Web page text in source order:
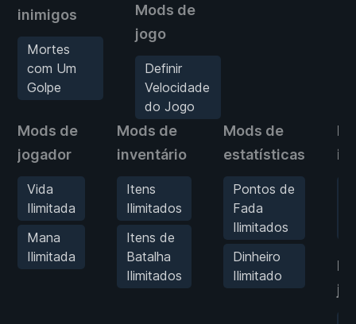
inimigos
Mortes
com Um
Golpe
Mods de
jogo
Definir
Velocidade
do Jogo
Mods de
jogador
Vida
Ilimitada
Mana
Ilimitada
Mods de
inventário
Itens
Ilimitados
Itens de
Batalha
Ilimitados
Mods de
estatísticas
Pontos de
Fada
Ilimitados
Dinheiro
Ilimitado